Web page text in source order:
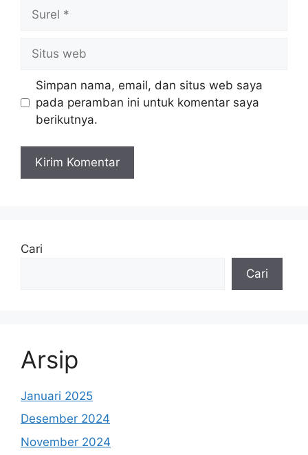
Surel
Situs
web
Simpan nama, email, dan situs web saya
pada peramban ini untuk komentar saya
berikutnya.
Cari
Cari
Arsip
Januari 2025
Desember 2024
November 2024